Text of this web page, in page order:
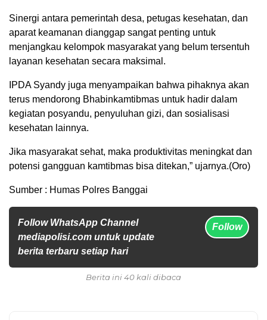
Sinergi antara pemerintah desa, petugas kesehatan, dan
aparat keamanan dianggap sangat penting untuk
menjangkau kelompok masyarakat yang belum tersentuh
layanan kesehatan secara maksimal.
IPDA Syandy juga menyampaikan bahwa pihaknya akan
terus mendorong Bhabinkamtibmas untuk hadir dalam
kegiatan posyandu, penyuluhan gizi, dan sosialisasi
kesehatan lainnya.
Jika masyarakat sehat, maka produktivitas meningkat dan
potensi gangguan kamtibmas bisa ditekan,” ujarnya.(Oro)
Sumber : Humas Polres Banggai
Follow WhatsApp Channel
mediapolisi.com untuk update
berita terbaru setiap hari
Follow
Berita ini 40 kali dibaca